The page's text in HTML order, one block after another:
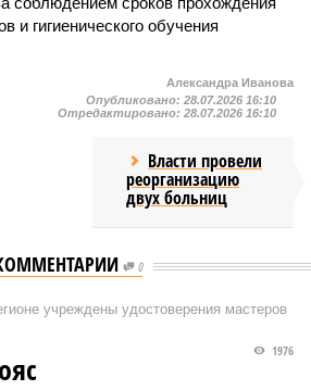
и гигиенического обучения
Александра Иванова
Опубликовано: 28.07.2026 16:10
Отредактировано: 28.07.2026 16:10
Власти провели
реорганизацию
двух больниц
0
учреждены удостоверения мастеров
1976